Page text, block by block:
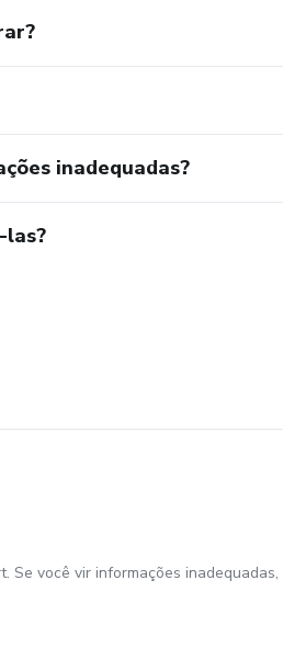
inadequadas?
las?
Se você vir informações inadequadas,